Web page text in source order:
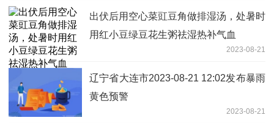
出伏后用空心菜豇豆角做排湿汤，处暑时
用红小豆绿豆花生粥祛湿热补气血
2023-08-21
辽宁省大连市2023-08-21 12:02发布暴雨
黄色预警
2023-08-21